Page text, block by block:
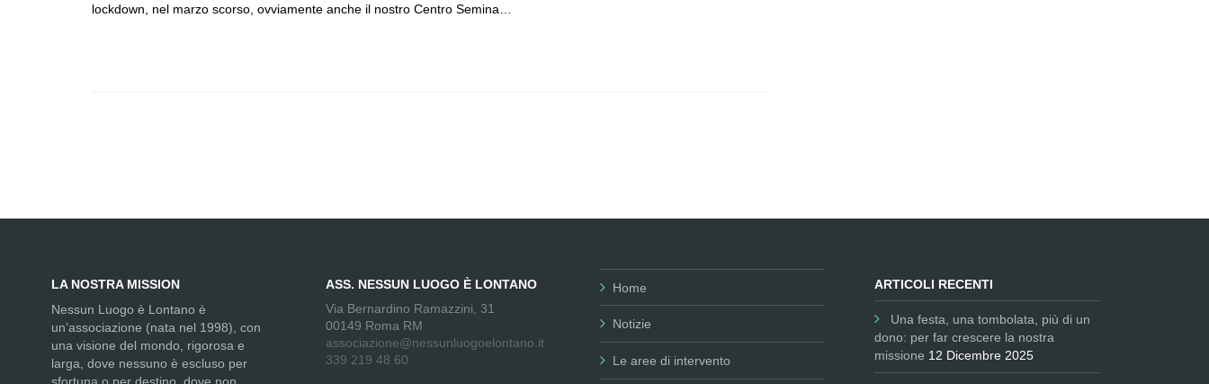
lockdown, nel marzo scorso, ovviamente anche il nostro Centro Semina…
LA NOSTRA MISSION
Nessun Luogo è Lontano è
un’associazione (nata nel 1998), con
una visione del mondo, rigorosa e
larga, dove nessuno è escluso per
sfortuna o per destino, dove non
ASS. NESSUN LUOGO È LONTANO
Via Bernardino Ramazzini, 31
00149 Roma RM
associazione@nessunluogoelontano.it
339 219 48 60
Home
Notizie
Le aree di intervento
ARTICOLI RECENTI
Una festa, una tombolata, più di un
dono: per far crescere la nostra
missione 12 Dicembre 2025